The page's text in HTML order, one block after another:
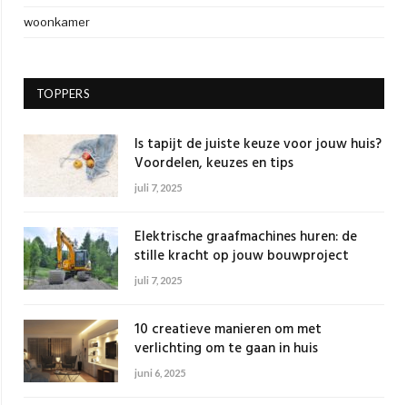
woonkamer
TOPPERS
Is tapijt de juiste keuze voor jouw huis?
Voordelen, keuzes en tips
juli 7, 2025
Elektrische graafmachines huren: de
stille kracht op jouw bouwproject
juli 7, 2025
10 creatieve manieren om met
verlichting om te gaan in huis
juni 6, 2025